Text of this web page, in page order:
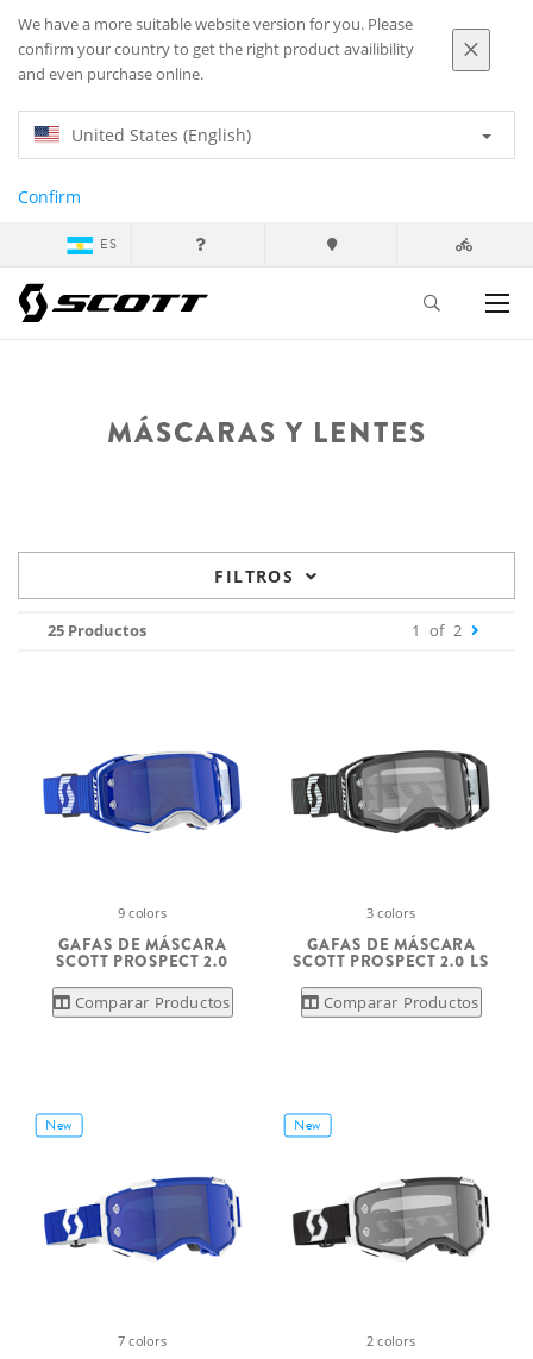
We have a more suitable website version for you. Please
confirm your country to get the right product availibility
and even purchase online.
United States (English)
Confirm
ES
MÁSCARAS Y LENTES
FILTROS
25 Productos 1 of 2
9 colors
GAFAS DE MÁSCARA
SCOTT PROSPECT 2.0
Comparar Productos
3 colors
GAFAS DE MÁSCARA
SCOTT PROSPECT 2.0 LS
Comparar Productos
New
7 colors
New
2 colors